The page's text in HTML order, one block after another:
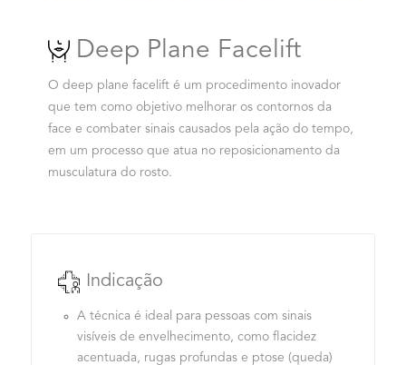
Deep Plane Facelift
O deep plane facelift é um procedimento inovador
que tem como objetivo melhorar os contornos da
face e combater sinais causados pela ação do tempo,
em um processo que atua no reposicionamento da
musculatura do rosto.
Indicação
A técnica é ideal para pessoas com sinais
visíveis de envelhecimento, como flacidez
acentuada, rugas profundas e ptose (queda)